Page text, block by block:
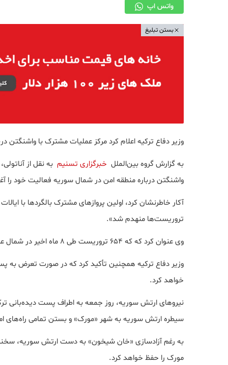
واتس اپ
بستن تبلیغ
وزیر دفاع ترکیه اعلام کرد مرکز عملیات مشترک با واشنگتن
به گزارش گروه بین‌الملل خبرگزاری تسنیم به نقل از
واشنگتن درباره منطقه امن در شمال سوریه فعالیت خود را
آکار خاطرنشان کرد، اولین پروازهای مشترک بالگردها با
تروریست‌ها منهدم شد».
وی عنوان کرد که که 654 تروریست طی 8 ماه اخیر در شمال عراق شناسایی شدند.
وزیر دفاع ترکیه همچنین تأکید کرد که در صورت تعرض به
خواهد کرد.
نیروهای ارتش سوریه، روز جمعه به اطراف پست دیده‌بانی
سیطره ارتش سوریه به شهر «مورک» و بستن تمامی راه‌های
به رغم آزادسازی «خان شیخون» به دست ارتش سوریه،
مورک را حفظ خواهد کرد.